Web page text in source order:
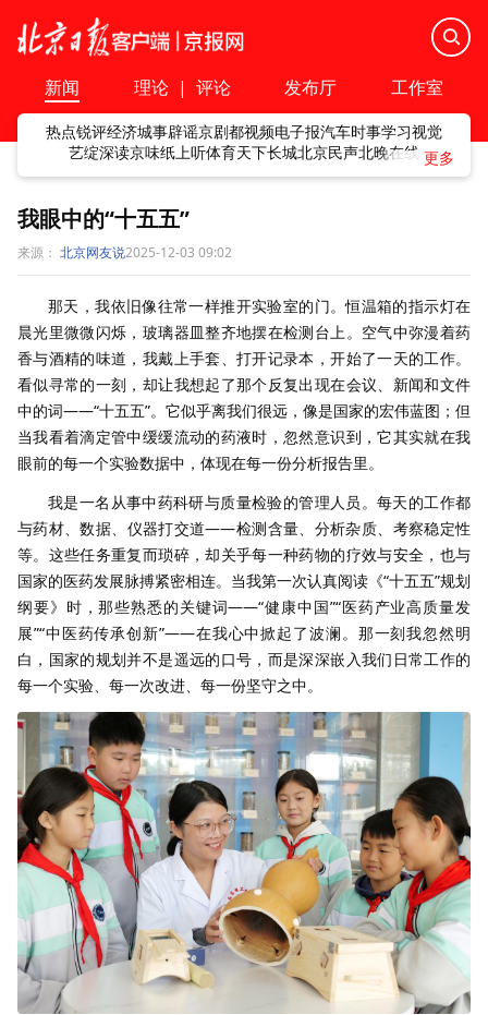
新闻 理论 | 评论 发布厅 工作室
热点锐评经济城事辟谣京剧都视频电子报汽车时事学习视觉
艺绽深读京味纸上听体育天下长城北京民声北晚在线
我眼中的“十五五”
来源： 北京网友说2025-12-03 09:02
那天，我依旧像往常一样推开实验室的门。恒温箱的指示灯在
晨光里微微闪烁，玻璃器皿整齐地摆在检测台上。空气中弥漫着药
香与酒精的味道，我戴上手套、打开记录本，开始了一天的工作。
看似寻常的一刻，却让我想起了那个反复出现在会议、新闻和文件
中的词——“十五五”。它似乎离我们很远，像是国家的宏伟蓝图；但
当我看着滴定管中缓缓流动的药液时，忽然意识到，它其实就在我
眼前的每一个实验数据中，体现在每一份分析报告里。
我是一名从事中药科研与质量检验的管理人员。每天的工作都
与药材、数据、仪器打交道——检测含量、分析杂质、考察稳定性
等。这些任务重复而琐碎，却关乎每一种药物的疗效与安全，也与
国家的医药发展脉搏紧密相连。当我第一次认真阅读《“十五五”规划
纲要》时，那些熟悉的关键词——“健康中国”“医药产业高质量发
展”“中医药传承创新”——在我心中掀起了波澜。那一刻我忽然明
白，国家的规划并不是遥远的口号，而是深深嵌入我们日常工作的
每一个实验、每一次改进、每一份坚守之中。